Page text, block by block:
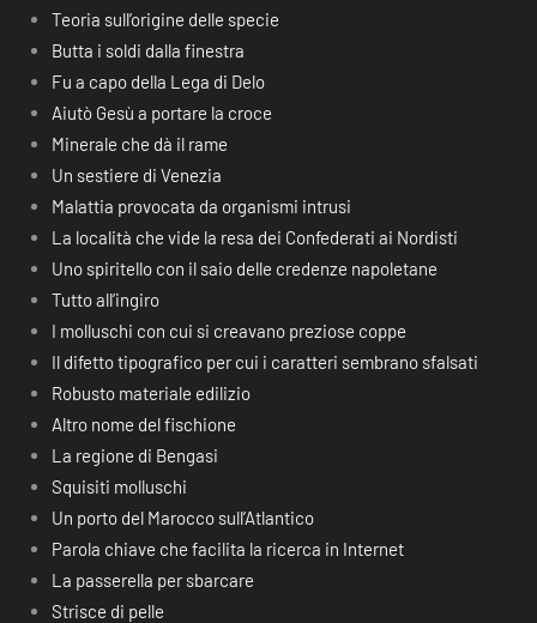
Teoria sull’origine delle specie
Butta i soldi dalla finestra
Fu a capo della Lega di Delo
Aiutò Gesù a portare la croce
Minerale che dà il rame
Un sestiere di Venezia
Malattia provocata da organismi intrusi
La località che vide la resa dei Confederati ai Nordisti
Uno spiritello con il saio delle credenze napoletane
Tutto all’ingiro
I molluschi con cui si creavano preziose coppe
Il difetto tipografico per cui i caratteri sembrano sfalsati
Robusto materiale edilizio
Altro nome del fischione
La regione di Bengasi
Squisiti molluschi
Un porto del Marocco sull’Atlantico
Parola chiave che facilita la ricerca in Internet
La passerella per sbarcare
Strisce di pelle